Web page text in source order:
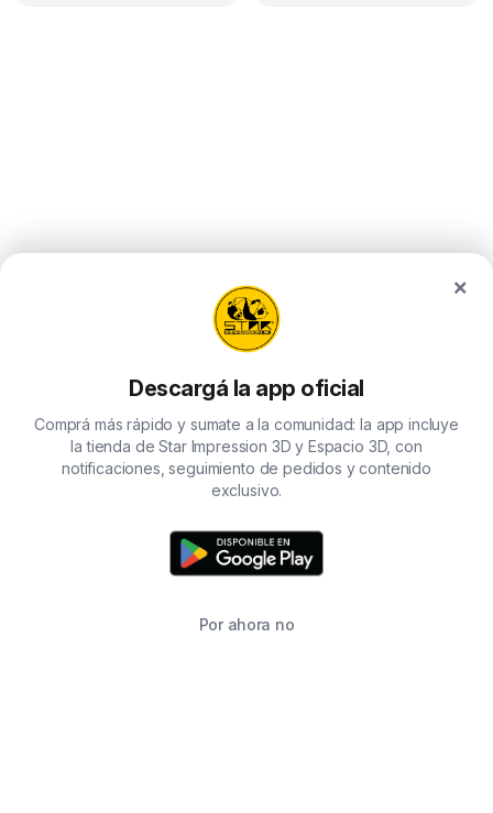
×
Descargá la app oficial
Comprá más rápido y sumate a la comunidad: la app incluye
la tienda de Star Impression 3D y Espacio 3D, con
notificaciones, seguimiento de pedidos y contenido
exclusivo.
Por ahora no